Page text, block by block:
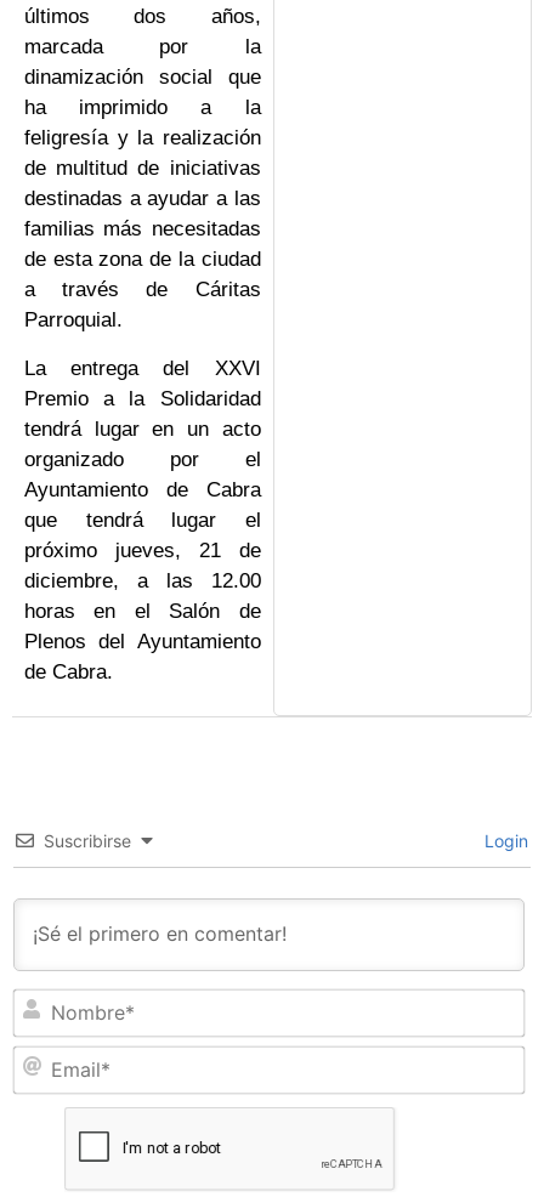
últimos dos años,
marcada por la
dinamización social que
ha imprimido a la
feligresía y la realización
de multitud de iniciativas
destinadas a ayudar a las
familias más necesitadas
de esta zona de la ciudad
a través de Cáritas
Parroquial.
La entrega del XXVI
Premio a la Solidaridad
tendrá lugar en un acto
organizado por el
Ayuntamiento de Cabra
que tendrá lugar el
próximo jueves, 21 de
diciembre, a las 12.00
horas en el Salón de
Plenos del Ayuntamiento
de Cabra.
Suscribirse Login